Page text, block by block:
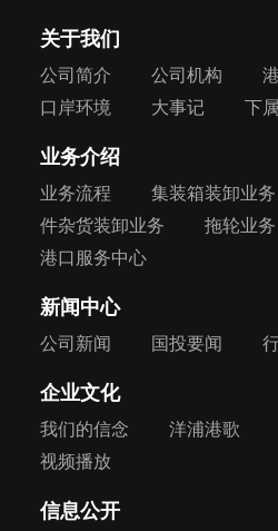
关于我们
公司简介 公司机构
口岸环境
大事记 下
业务介绍
业务流程 集装箱装卸业务
件杂货装卸业务
拖轮业务
港口服务中心
新闻中心
公司新闻 国投要闻
企业文化
我们的信念 洋浦港歌
视频播放
信息公开